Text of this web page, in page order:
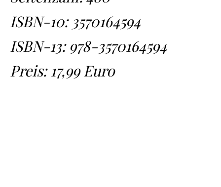
ISBN-10: 3570164594
ISBN-13: 978-3570164594
Preis: 17,99 Euro